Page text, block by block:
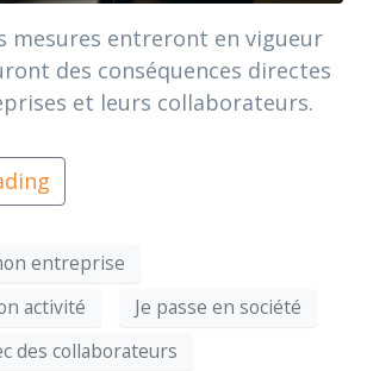
mesures entreront en vigueur
des conséquences directes
et leurs collaborateurs.
entreprise
activité
Je passe en société
des collaborateurs